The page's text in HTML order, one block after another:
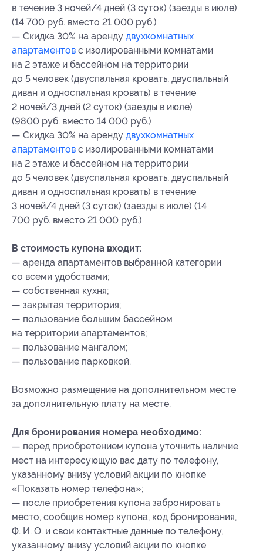
в течение 3 ночей/4 дней (3 суток) (заезды в июле)
(14 700 руб. вместо 21 000 руб.)
— Скидка 30% на аренду двухкомнатных
апартаментов с изолированными комнатами
на 2 этаже и бассейном на территории
до 5 человек (двуспальная кровать, двуспальный
диван и односпальная кровать) в течение
2 ночей/3 дней (2 суток) (заезды в июле)
(9800 руб. вместо 14 000 руб.)
— Скидка 30% на аренду двухкомнатных
апартаментов с изолированными комнатами
на 2 этаже и бассейном на территории
до 5 человек (двуспальная кровать, двуспальный
диван и односпальная кровать) в течение
3 ночей/4 дней (3 суток) (заезды в июле) (14
700 руб. вместо 21 000 руб.)
В стоимость купона входит:
— аренда апартаментов выбранной категории
со всеми удобствами;
— собственная кухня;
— закрытая территория;
— пользование большим бассейном
на территории апартаментов;
— пользование мангалом;
— пользование парковкой.
Возможно размещение на дополнительном месте
за дополнительную плату на месте.
Для бронирования номера необходимо:
— перед приобретением купона уточнить наличие
мест на интересующую вас дату по телефону,
указанному внизу условий акции по кнопке
«Показать номер телефона»;
— после приобретения купона забронировать
место, сообщив номер купона, код бронирования,
Ф. И. О. и свои контактные данные по телефону,
указанному внизу условий акции по кнопке